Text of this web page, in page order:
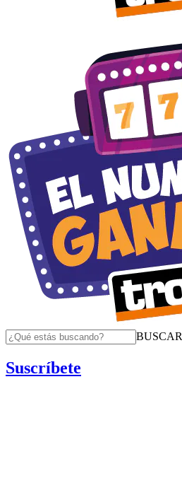
BUSCAR
Suscríbete